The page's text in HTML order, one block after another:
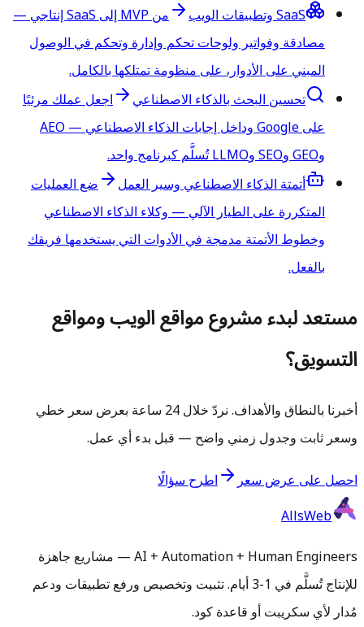
SaaS وتطبيقات الويب
من MVP إلى SaaS إنتاجي —
مصادقة وفواتير ولوحات تحكم وإدارة وتحكم في الوصول
المبني على الأدوار، على منظومة تمتلكها بالكامل.
تحسين البحث بالذكاء الاصطناعي
اجعل عملك مرئيًا
على Google وداخل إجابات الذكاء الاصطناعي — AEO
وGEO وSEO وLLMO تُسلَّم كبرنامج واحد.
أتمتة الذكاء الاصطناعي وسير العمل
ضع العمليات
المتكررة على الطيار الآلي — وكلاء الذكاء الاصطناعي
وخطوط الأتمتة مدمجة في الأدوات التي يستخدمها فريقك
بالفعل.
مستعد لبدء مشروع مواقع الويب ومواقع
التسويق؟
أخبرنا بالنطاق والأهداف. نردّ خلال 24 ساعة بعرض سعر خطي
وسعر ثابت وجدول زمني واضح — قبل بدء أي عمل.
احصل على عرض سعر
اطرح سؤالًا
AllsWeb
AI + Automation + Human Engineers — مشاريع جاهزة
للإنتاج تُسلَّم في 1-3 أيام. تثبيت وتخصيص ورفع تطبيقات ودعم
مُدار لأي سكريبت أو قاعدة كود.